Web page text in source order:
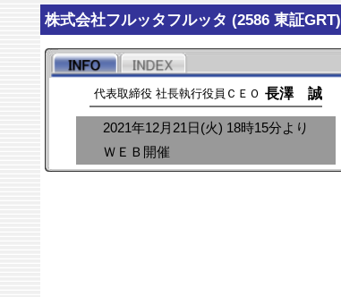
株式会社フルッタフルッタ (2586 東証GRT)
代表取締役 社長執行役員ＣＥＯ 長澤 誠
2021年12月21日(火) 18時15分より
ＷＥＢ開催